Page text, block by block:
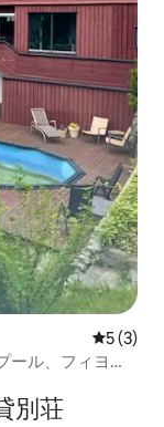
レビュー
5 (3)
ール、フィヨル
別荘